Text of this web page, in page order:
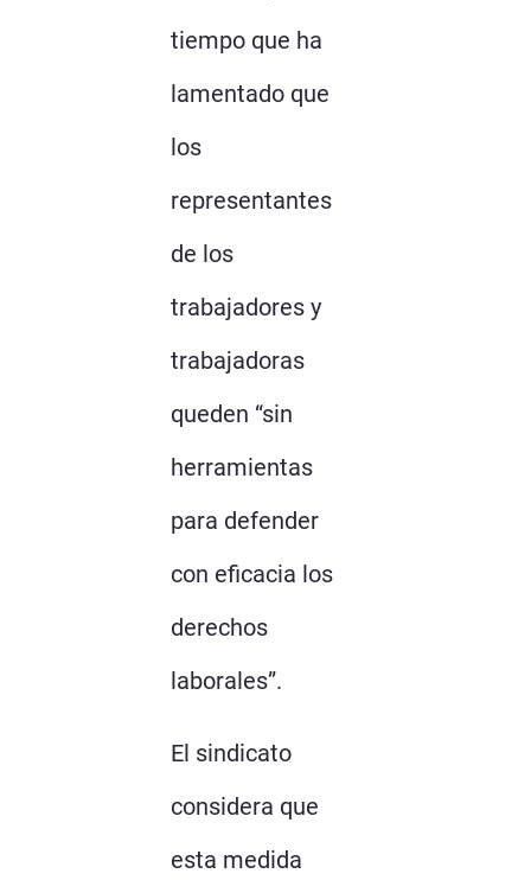
tiempo que ha
lamentado que
los
representantes
de los
trabajadores y
trabajadoras
queden “sin
herramientas
para defender
con eficacia los
derechos
laborales”.
El sindicato
considera que
esta medida